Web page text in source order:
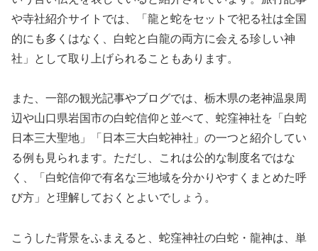
や寺社紹介サイトでは、「龍と蛇をセットで祀る社は全国
的にも多くはなく、白蛇と白龍の両方に会える珍しい神
社」として取り上げられることもあります。
また、一部の観光記事やブログでは、栃木県の老神温泉周
辺や山口県岩国市の白蛇信仰と並べて、蛇窪神社を「白蛇
日本三大聖地」「日本三大白蛇神社」の一つと紹介してい
る例も見られます。ただし、これは公的な制度名ではな
く、「白蛇信仰で有名な三地域を分かりやすくまとめた呼
び方」と理解しておくとよいでしょう。
こうした背景をふまえると、蛇窪神社の白蛇・龍神は、単